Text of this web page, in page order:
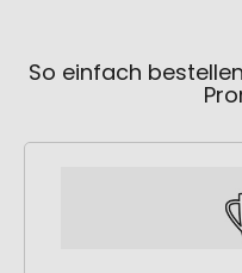
So einfach